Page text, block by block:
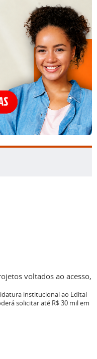
voltados ao acesso,
institucional ao Edital
solicitar até R$ 30 mil em